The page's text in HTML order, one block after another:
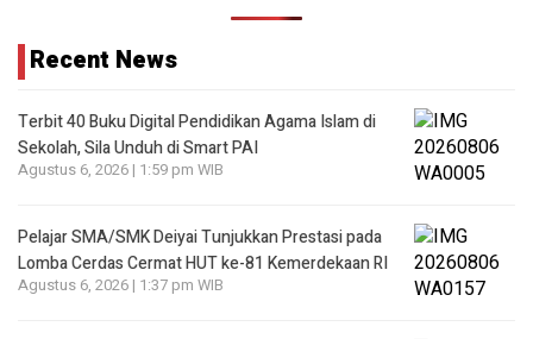
Recent News
Terbit 40 Buku Digital Pendidikan Agama Islam di
Sekolah, Sila Unduh di Smart PAI
Agustus 6, 2026 | 1:59 pm WIB
Pelajar SMA/SMK Deiyai Tunjukkan Prestasi pada
Lomba Cerdas Cermat HUT ke-81 Kemerdekaan RI
Agustus 6, 2026 | 1:37 pm WIB